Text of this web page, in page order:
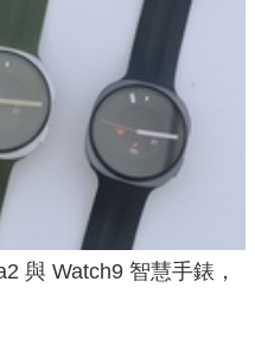
與 Watch9 智慧手錶，